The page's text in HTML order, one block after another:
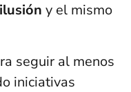
ilusión y el mismo
seguir al menos
iniciativas